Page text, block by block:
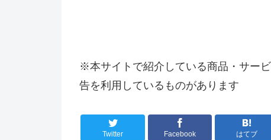
※本サイトで紹介している商品・サー
告を利用しているものがあります
Twitter Facebook はてブ